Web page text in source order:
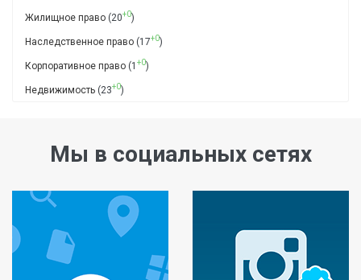
Жилищное право (20+0)
Наследственное право (17+0)
Корпоративное право (1 +0)
Недвижимость (23+0)
Мы в социальных сетях